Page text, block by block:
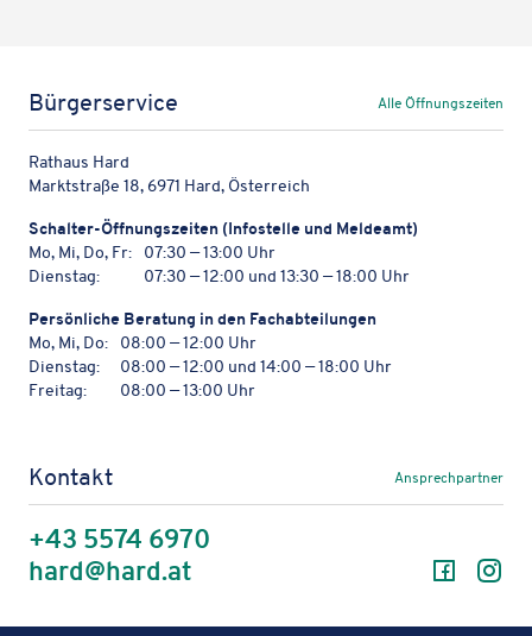
Bürgerservice Alle Öffnungszeiten
Rathaus Hard
Marktstraße 18, 6971 Hard, Österreich
Schal­ter-Öffnungs­zei­ten (Info­stelle und Meldeamt)
Mo, Mi, Do, Fr:
07:30 — 13:00 Uhr
Dienstag:
07:30 — 12:00 und 13:30 — 18:00 Uhr
Persön­li­che Bera­tung in den Fachabteilungen
Mo, Mi, Do:
08:00 — 12:00 Uhr
Dienstag:
08:00 — 12:00 und 14:00 — 18:00 Uhr
Freitag:
08:00 — 13:00 Uhr
Kontakt Ansprechpartner
+43 5574 6970
hard@hard.at